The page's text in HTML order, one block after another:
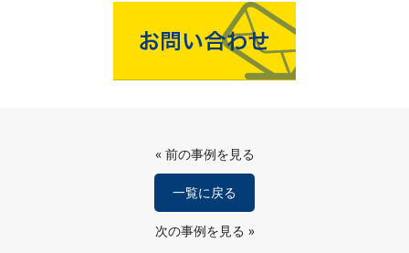
« 前の事例を見る
一覧に戻る
次の事例を見る »